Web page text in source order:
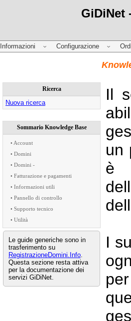
GiDiNet
Informazioni Configurazione
Ricerca
Nuova ricerca
Sommario Knowledge Base
• Account
• Domini
• Domini -
• Fatturazione e pagamenti
• Informazioni utili
• Pannello di controllo
• Supporto tecnico
• Utilità
Le guide generiche sono in
trasferimento su
RegistrazioneDomini.Info.
Questa sezione resta attiva
per la documentazione dei
servizi GiDiNet.
Il
un
è
I